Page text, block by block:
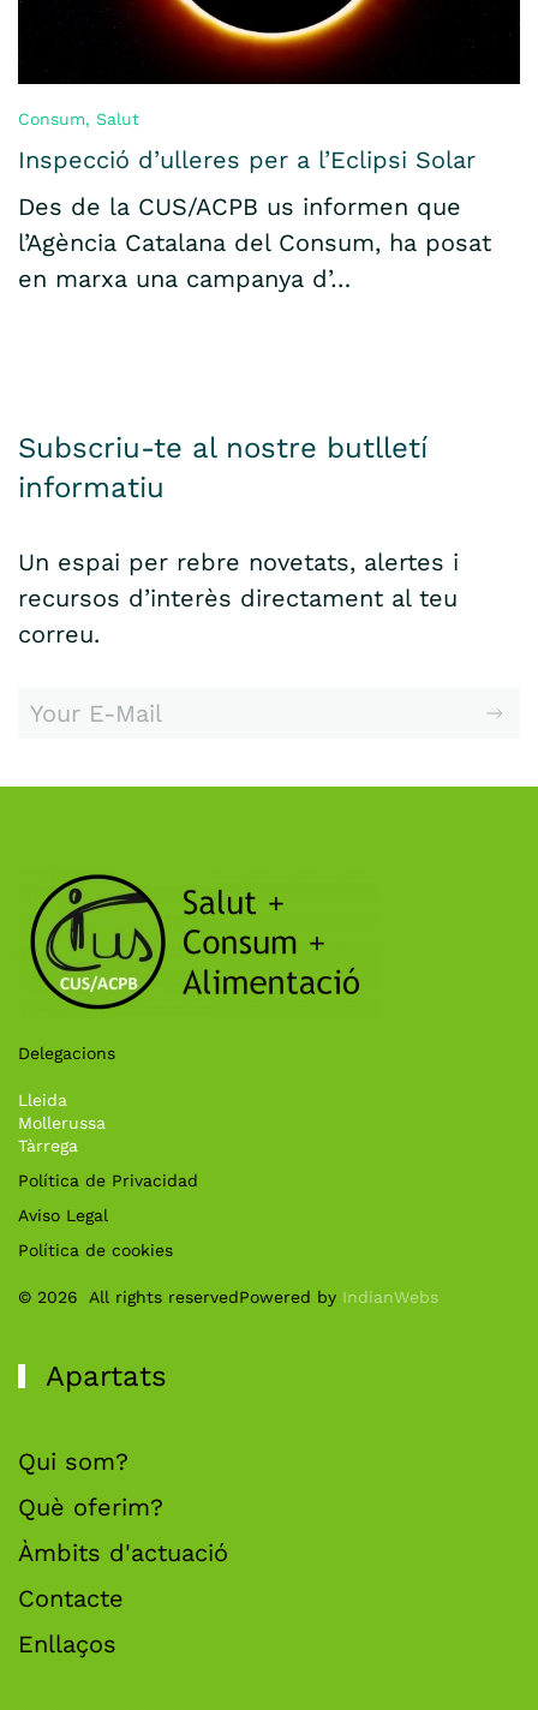
Consum, Salut
Inspecció d’ulleres per a l’Eclipsi Solar
Des de la CUS/ACPB us informen que
l’Agència Catalana del Consum, ha posat
en marxa una campanya d’…
Subscriu-te al nostre butlletí
informatiu
Un espai per rebre novetats, alertes i
recursos d’interès directament al teu
correu.
Delegacions
Lleida
Mollerussa
Tàrrega
Política de Privacidad
Aviso Legal
Política de cookies
© 2026 All rights reservedPowered by IndianWebs
Apartats
Qui som?
Què oferim?
Àmbits d'actuació
Contacte
Enllaços